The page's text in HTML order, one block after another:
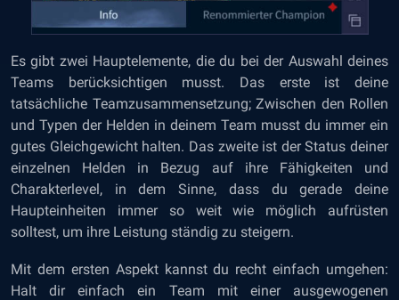
Es gibt zwei Hauptelemente, die du bei der Auswahl deines
Teams berücksichtigen musst. Das erste ist deine
tatsächliche Teamzusammensetzung; Zwischen den Rollen
und Typen der Helden in deinem Team musst du immer ein
gutes Gleichgewicht halten. Das zweite ist der Status deiner
einzelnen Helden in Bezug auf ihre Fähigkeiten und
Charakterlevel, in dem Sinne, dass du gerade deine
Haupteinheiten immer so weit wie möglich aufrüsten
solltest, um ihre Leistung ständig zu steigern.
Mit dem ersten Aspekt kannst du recht einfach umgehen:
Halt dir einfach ein Team mit einer ausgewogenen